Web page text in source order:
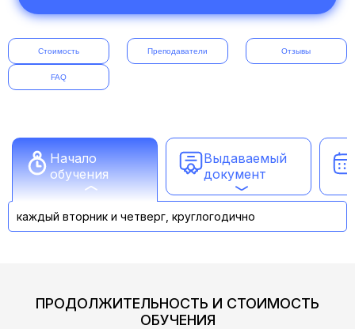
Стоимость Преподаватели Отзывы
FAQ
Начало
обучения
Выдаваемый
документ
каждый вторник и четверг, круглогодично
ПРОДОЛЖИТЕЛЬНОСТЬ И СТОИМОСТЬ
ОБУЧЕНИЯ